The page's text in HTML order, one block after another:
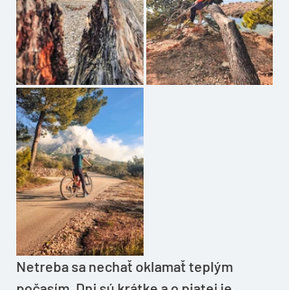
Netreba sa nechať oklamať teplým